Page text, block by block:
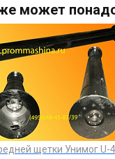
может
щетки Унимог U-